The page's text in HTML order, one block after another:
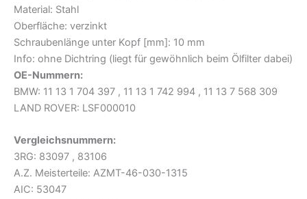
Material: Stahl
Oberfläche: verzinkt
Schraubenlänge unter Kopf [mm]: 10 mm
Info: ohne Dichtring (liegt für gewöhnlich beim Ölfilter dabei)
OE-Nummern:
BMW: 11 13 1 704 397 , 11 13 1 742 994 , 11 13 7 568 309
LAND ROVER: LSF000010
Vergleichsnummern:
3RG: 83097 , 83106
A.Z. Meisterteile: AZMT-46-030-1315
AIC: 53047